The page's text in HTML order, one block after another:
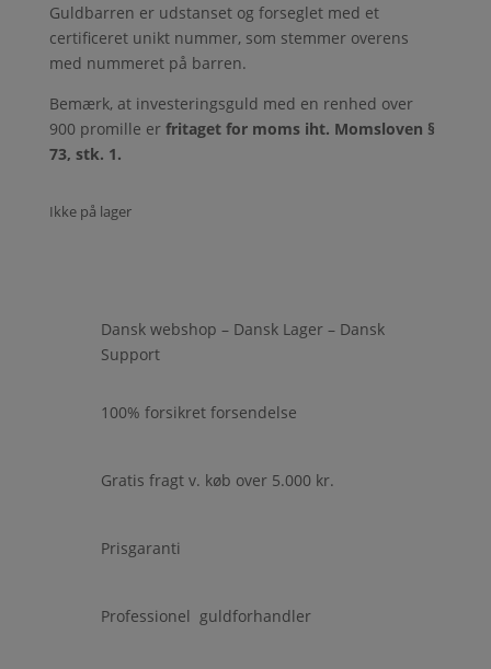
Guldbarren er udstanset og forseglet med et
certificeret unikt nummer, som stemmer overens
med nummeret på barren.
Bemærk, at investeringsguld med en renhed over
900 promille er fritaget for moms iht. Momsloven §
73, stk. 1.
Ikke på lager
Dansk webshop – Dansk Lager – Dansk
Support
100% forsikret forsendelse
Gratis fragt v. køb over 5.000 kr.
Prisgaranti
Professionel guldforhandler